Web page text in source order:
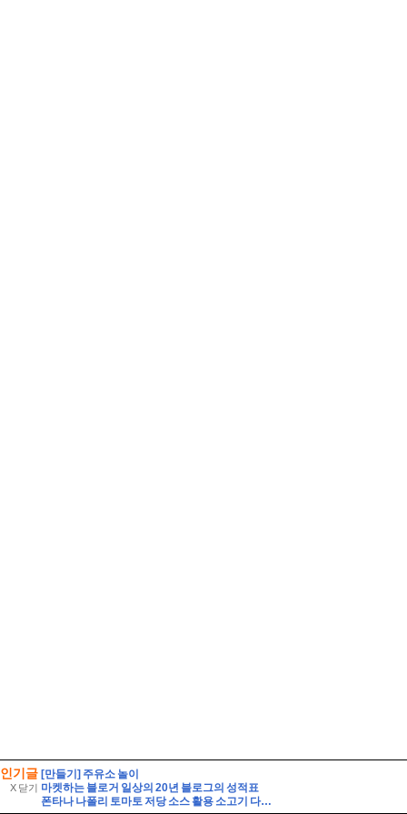
인기글
X 닫기
[만들기] 주유소 놀이
마켓하는 블로거 일상의 20년 블로그의 성적표
폰타나 나폴리 토마토 저당 소스 활용 소고기 다짐육 파스타 레시피 유기농 통밀면 삶는 시간 꿀팁